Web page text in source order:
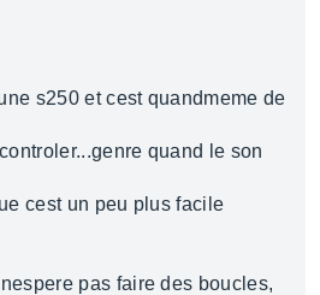
s250 et cest quandmeme de
quand le son
cest un peu plus facile
pas faire des boucles,